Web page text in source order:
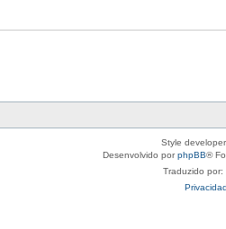
Style
Desenvolvido porphpBB®
Traduzido por: